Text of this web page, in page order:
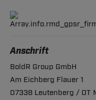
Anschrift
BoldR Group GmbH
Am Eichberg Flauer 1
07338 Leutenberg / OT